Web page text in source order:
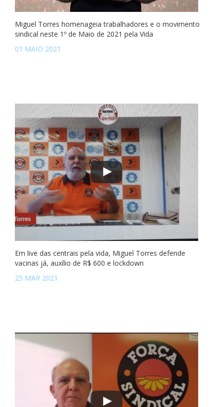
Miguel Torres homenageia trabalhadores e o movimento
sindical neste 1º de Maio de 2021 pela Vida
01 MAIO 2021
Em live das centrais pela vida, Miguel Torres defende
vacinas já, auxílio de R$ 600 e lockdown
25 MAR 2021